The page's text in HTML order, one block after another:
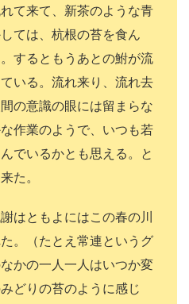
て来て、新茶のような青
ては、杭根の苔を食ん
するともうあとの鮒が流
いる。流れ来り、流れ去
の意識の眼には留まらな
作業のようで、いつも若
でいるかとも思える。と
た。
はともよにはこの春の川
。（たとえ常連というグ
かの一人一人はいつか変
どりの苔のように感じ